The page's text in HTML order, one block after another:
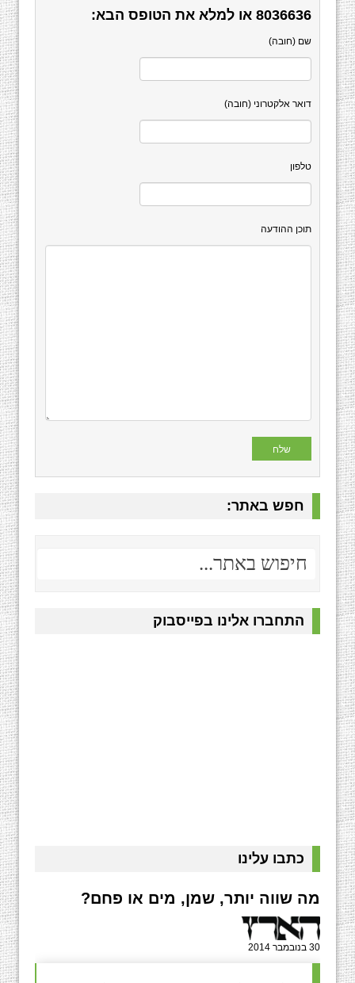
8036636 או למלא את הטופס הבא:
שם (חובה)
דואר אלקטרוני (חובה)
טלפון
תוכן ההודעה
חפש באתר:
התחברו אלינו בפייסבוק
כתבו עלינו
מה שווה יותר, שמן, מים או פחם?
30 בנובמבר 2014